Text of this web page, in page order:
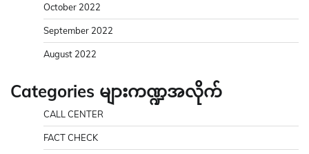
October 2022
September 2022
August 2022
Categories များကဏ္ဍအလိုက်
CALL CENTER
FACT CHECK